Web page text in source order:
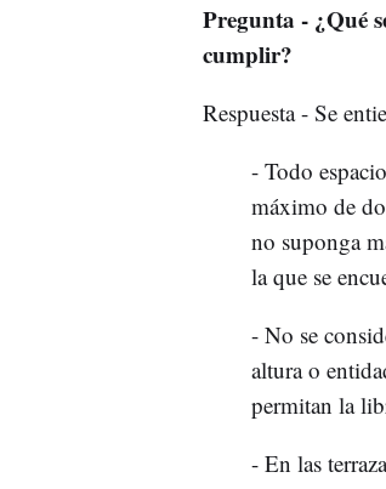
Pregunta - ¿Qué
cumplir?
Respuesta - Se
- Todo
máximo de
no suponga
la que se
- No se
altura o
permitan la
- En las